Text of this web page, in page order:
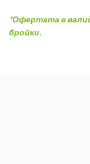
*Офертата е
бройки.